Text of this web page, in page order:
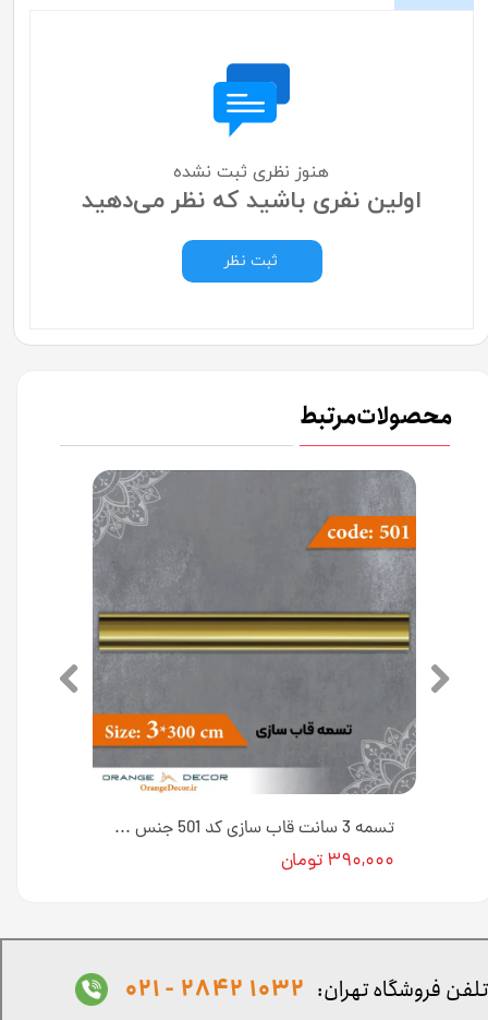
هنوز نظری ثبت نشده
اولین نفری باشید که نظر می‌دهید
ثبت نظر
محصولات مرتبط
تسمه 3 سانت قاب سازی کد 501 جنس پلی استایرن [انبار اصفهان]
۳۹۰,۰۰۰ تومان
تلفن فروشگاه تهران: 1032 2842 - 021